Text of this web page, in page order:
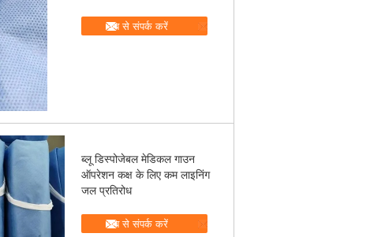
अब से संपर्क करें
ब्लू डिस्पोजेबल मेडिकल गाउन
ऑपरेशन कक्ष के लिए कम लाइनिंग
जल प्रतिरोध
अब से संपर्क करें